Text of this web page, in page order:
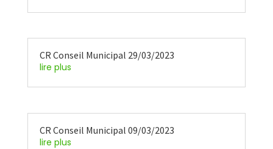
CR Conseil Municipal 29/03/2023
lire plus
CR Conseil Municipal 09/03/2023
lire plus